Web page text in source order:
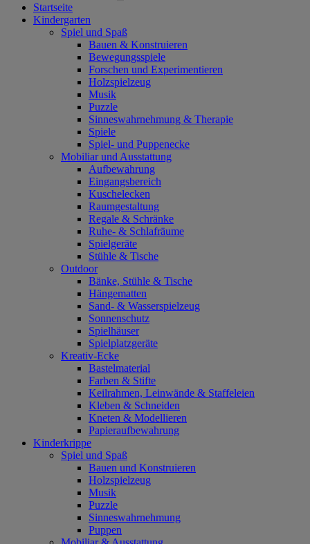
Startseite
Kindergarten
Spiel und Spaß
Bauen & Konstruieren
Bewegungsspiele
Forschen und Experimentieren
Holzspielzeug
Musik
Puzzle
Sinneswahrnehmung & Therapie
Spiele
Spiel- und Puppenecke
Mobiliar und Ausstattung
Aufbewahrung
Eingangsbereich
Kuschelecken
Raumgestaltung
Regale & Schränke
Ruhe- & Schlafräume
Spielgeräte
Stühle & Tische
Outdoor
Bänke, Stühle & Tische
Hängematten
Sand- & Wasserspielzeug
Sonnenschutz
Spielhäuser
Spielplatzgeräte
Kreativ-Ecke
Bastelmaterial
Farben & Stifte
Keilrahmen, Leinwände & Staffeleien
Kleben & Schneiden
Kneten & Modellieren
Papieraufbewahrung
Kinderkrippe
Spiel und Spaß
Bauen und Konstruieren
Holzspielzeug
Musik
Puzzle
Sinneswahrnehmung
Puppen